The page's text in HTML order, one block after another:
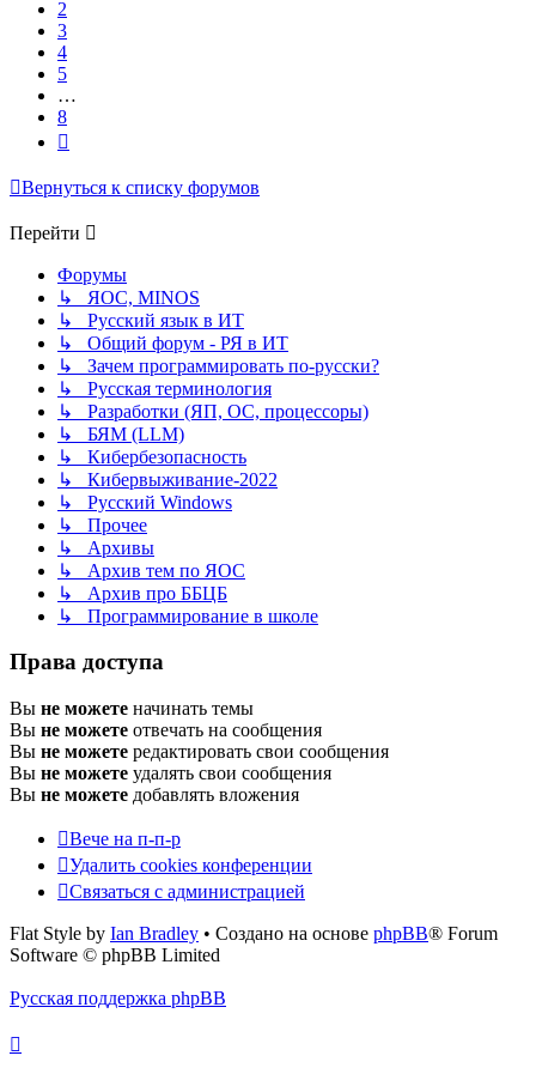
2
3
4
5
…
8
Вернуться к списку форумов
Перейти
Форумы
↳ ЯОС, MINOS
↳ Русский язык в ИТ
↳ Общий форум - РЯ в ИТ
↳ Зачем программировать по-русски?
↳ Русская терминология
↳ Разработки (ЯП, ОС, процессоры)
↳ БЯМ (LLM)
↳ Кибербезопасность
↳ Кибервыживание-2022
↳ Русский Windows
↳ Прочее
↳ Архивы
↳ Архив тем по ЯОС
↳ Архив про ББЦБ
↳ Программирование в школе
Права доступа
Вы не можете начинать темы
Вы не можете отвечать на сообщения
Вы не можете редактировать свои сообщения
Вы не можете удалять свои сообщения
Вы не можете добавлять вложения
Вече на п-п-р
Удалить cookies конференции
Связаться с администрацией
Flat Style by Ian Bradley • Создано на основе phpBB® Forum
Software © phpBB Limited
Русская поддержка phpBB